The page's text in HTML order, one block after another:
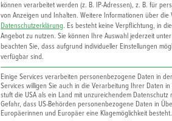
können verarbeitet werden (z. B. IP-Adressen), z. B. für
von Anzeigen und Inhalten. Weitere Informationen über
Datenschutzerklärung. Es besteht keine Verpflichtung, in
Angebot zu nutzen. Sie können Ihre Auswahl jederzeit unter
beachten Sie, dass aufgrund individueller Einstellungen
verfügbar sind.
Einige Services verarbeiten personenbezogene Daten in
Services willigen Sie auch in die Verarbeitung Ihrer Daten in
stuft die USA als ein Land mit unzureichendem
Gefahr, dass US-Behörden personenbezogene Daten in
Europäerinnen und Europäer eine Klagemöglichkeit besteht.